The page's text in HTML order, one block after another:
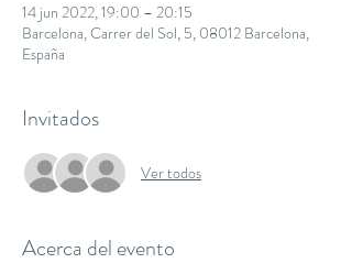
14 jun 2022, 19:00 – 20:15
Barcelona, Carrer del Sol, 5, 08012 Barcelona,
España
Invitados
Ver todos
Acerca del evento